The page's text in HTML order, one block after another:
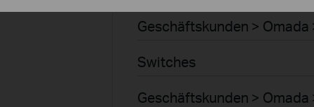
Geschäftskunden > Omada
Switches
Geschäftskunden >